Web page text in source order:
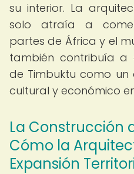
su interior. La
solo atraía a
partes de África y el
también contribuía a
de Timbuktu como
cultural y económico
La Construcción
Cómo la
Expansión